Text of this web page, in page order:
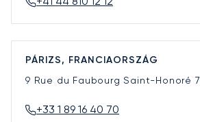
PÁRIZS, FRANCIAORSZÁG
9 Rue du Faubourg Saint-Honoré
+33 1 89 16 40 70